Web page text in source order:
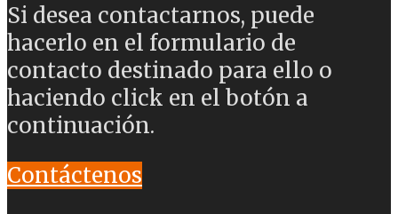
Si desea contactarnos, puede
hacerlo en el formulario de
contacto destinado para ello o
haciendo click en el botón a
continuación.
Contáctenos